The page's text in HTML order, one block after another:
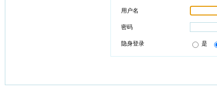
用户名
密码
隐身登录 是